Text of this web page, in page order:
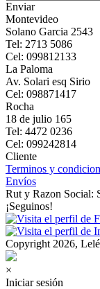
Enviar
Montevideo
Solano Garcia 2543
Tel: 2713 5086
Cel: 099812133
La Paloma
Av. Solari esq Sirio
Cel: 098871417
Rocha
18 de julio 165
Tel: 4472 0236
Cel: 099242814
Cliente
Terminos y
Envíos
Rut y Razon Social:
¡Seguinos!
Copyright 2026,
×
Iniciar sesión